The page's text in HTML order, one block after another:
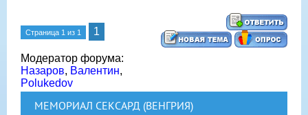
Страница 1 из 1 1
Модератор форума:
Назаров, Валентин,
Polukedov
МЕМОРИАЛ СЕКСАРД (ВЕНГРИЯ)